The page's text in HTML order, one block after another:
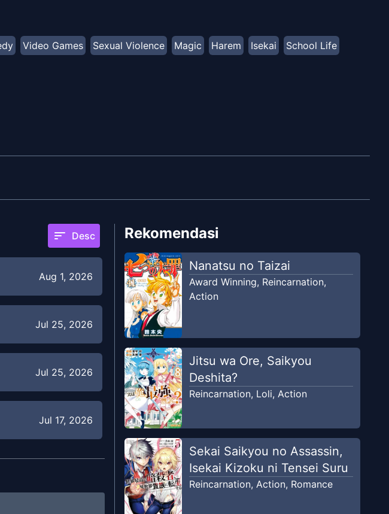
Video Games Sexual Violence Magic Harem Isekai
School Life
sort Desc
Aug 1, 2026
Jul 25, 2026
Jul 25, 2026
Jul 17, 2026
Rekomendasi
Nanatsu no Taizai
Award Winning, Reincarnation,
Action
Jitsu wa Ore, Saikyou
Deshita?
Reincarnation, Loli, Action
Sekai Saikyou no Assassin,
Isekai Kizoku ni Tensei Suru
Reincarnation, Action, Romance